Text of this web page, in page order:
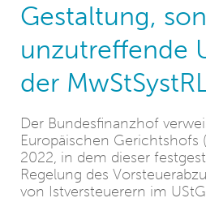
Gestaltung,
unzutreffende
der MwStSystRL
Der Bundesfinanzhof
Europäischen Gerichtshofs
2022, in dem dieser
Regelung des
von Istversteuerern im